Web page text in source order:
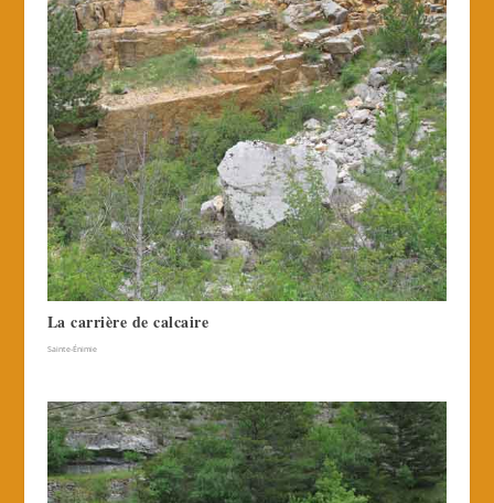
La carrière de calcaire
Sainte-Énimie